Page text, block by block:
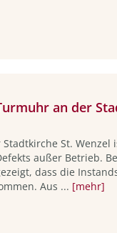
an der
St.
außer Betrieb.
dass die
Aus ... [mehr]